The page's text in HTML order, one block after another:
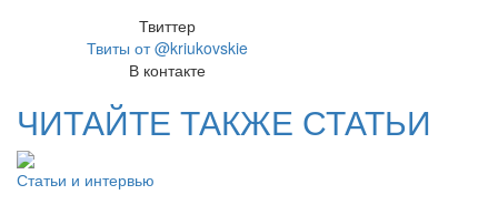
Твиттер
Твиты от @kriukovskie
В контакте
ЧИТАЙТЕ ТАКЖЕ СТАТЬИ
Статьи и интервью